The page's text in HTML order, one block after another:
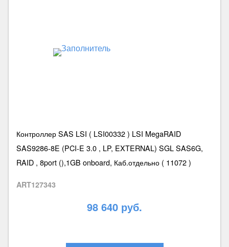
Контроллер SAS LSI ( LSI00332 ) LSI MegaRAID
SAS9286-8E (PCI-E 3.0 , LP, EXTERNAL) SGL SAS6G,
RAID , 8port (),1GB onboard, Каб.отдельно ( 11072 )
ART127343
98 640 руб.